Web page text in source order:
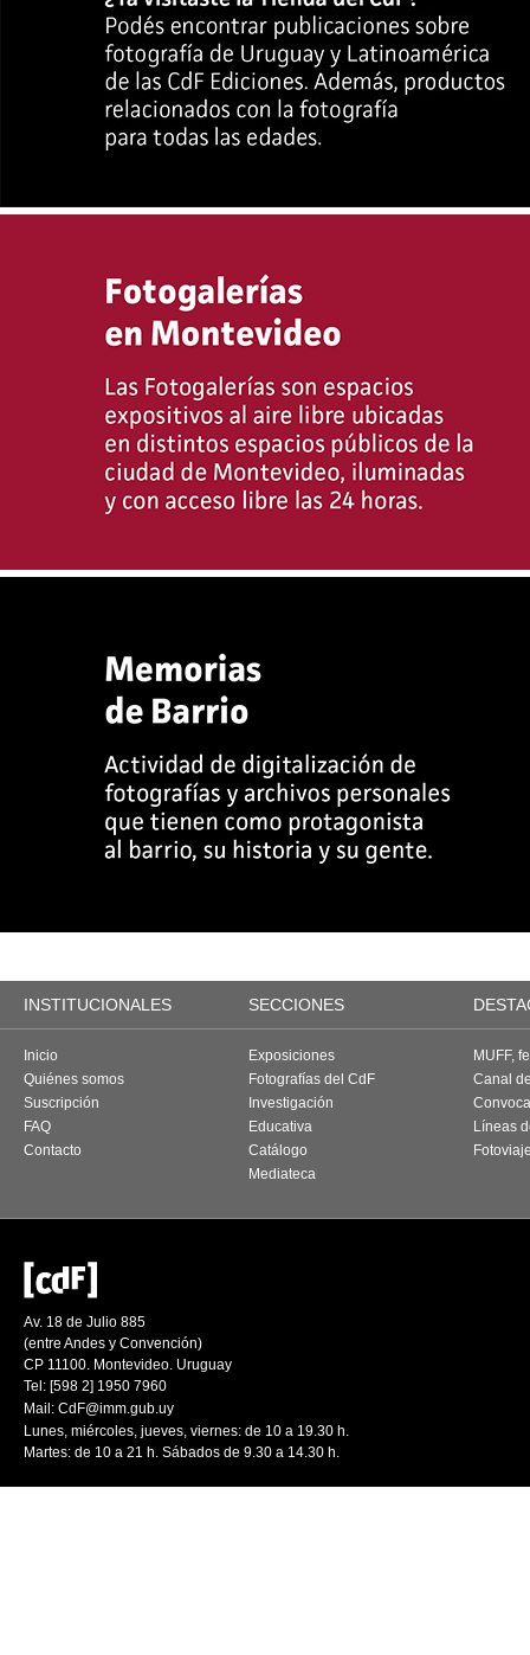
INSTITUCIONALES SECCIONES
Inicio
Quiénes somos
Suscripción
FAQ
Contacto
Exposiciones
Fotografías del CdF
Investigación
Educativa
Catálogo
Mediateca
MUFF,
Canal
Líneas
Av. 18 de Julio 885
(entre Andes y Convención)
CP 11100. Montevideo. Uruguay
Tel: [598 2] 1950 7960
Mail: CdF@imm.gub.uy
Lunes, miércoles, jueves, viernes: de 10 a 19.30 h.
Martes: de 10 a 21 h. Sábados de 9.30 a 14.30 h.